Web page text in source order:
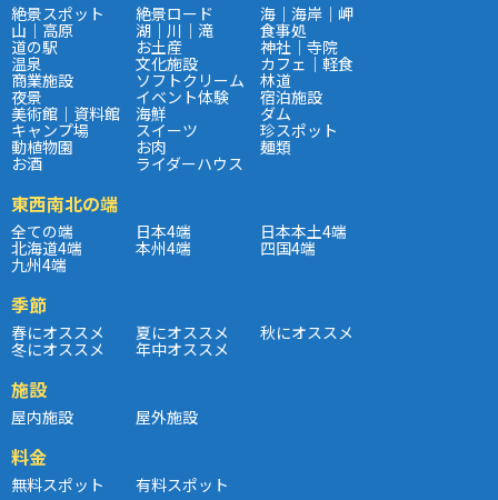
絶景スポット 絶景ロード 海｜海岸｜岬
山｜高原 湖｜川｜滝 食事処
道の駅 お土産 神社｜寺院
温泉 文化施設 カフェ｜軽食
商業施設 ソフトクリーム 林道
夜景 イベント体験 宿泊施設
美術館｜資料館 海鮮 ダム
キャンプ場 スイーツ 珍スポット
動植物園 お肉 麺類
お酒 ライダーハウス
東西南北の端
全ての端 日本4端 日本本土4端
北海道4端 本州4端 四国4端
九州4端
季節
春にオススメ 夏にオススメ 秋にオススメ
冬にオススメ 年中オススメ
施設
屋内施設 屋外施設
料金
無料スポット 有料スポット